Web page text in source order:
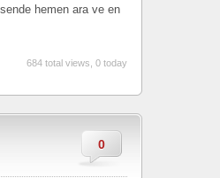
hemen ara ve en
684 total views, 0 today
0